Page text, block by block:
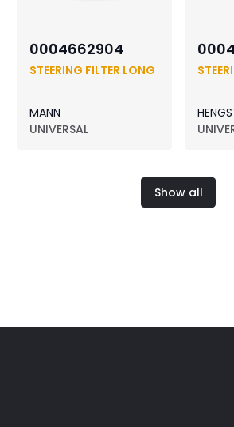
0004662904
STEERING FILTER LONG
MANN
UNIVERSAL
Show all